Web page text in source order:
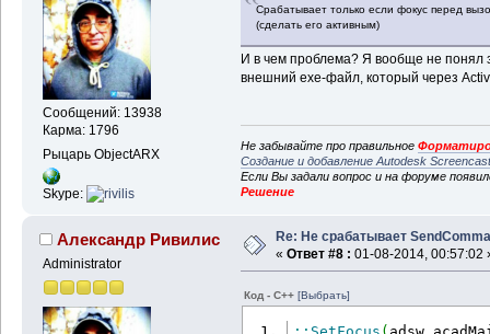
Сообщений: 13938
Карма: 1796
Рыцарь ObjectARX
Skype:
Срабатывает только если фокус перед
(сделать его активным)
И в чем проблема? Я вообще не понял
внешний exe-файл, который через
Не забывайте про правильное
Создание и добавление Autodesk
Если Вы задали вопрос и на форуме
Решение
Александр Ривилис
Administrator
Re: Не срабатывает
« Ответ #8 : 01-08-2014, 00:57:02
Код - C++ [Выбрать]